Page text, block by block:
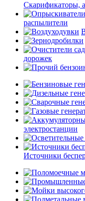
Скарификаторы,
распылители
дорожек
электростанции
Источники